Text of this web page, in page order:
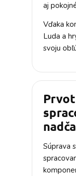
aj
Vďaka
Luda a
svoju
Súprava